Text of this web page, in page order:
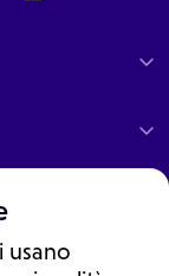
usano